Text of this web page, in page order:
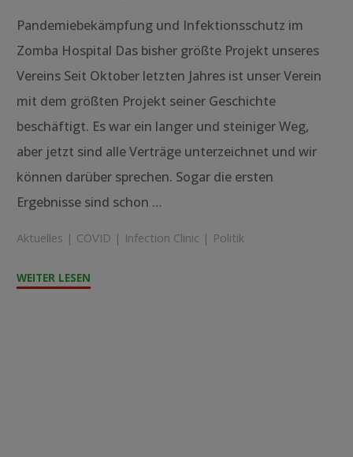
Pandemiebekämpfung und Infektionsschutz im
Zomba Hospital Das bisher größte Projekt unseres
Vereins Seit Oktober letzten Jahres ist unser Verein
mit dem größten Projekt seiner Geschichte
beschäftigt. Es war ein langer und steiniger Weg,
aber jetzt sind alle Verträge unterzeichnet und wir
können darüber sprechen. Sogar die ersten
Ergebnisse sind schon …
Aktuelles | COVID | Infection Clinic | Politik
WEITER LESEN